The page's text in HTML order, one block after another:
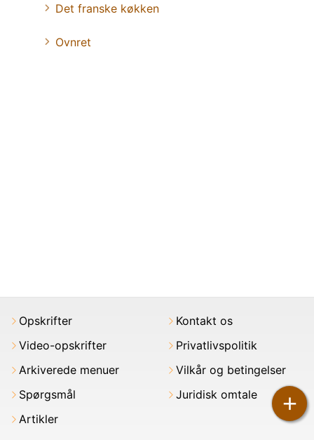
+
Det franske køkken
Ovnret
Opskrifter
Video-opskrifter
Arkiverede menuer
Spørgsmål
Artikler
Kontakt os
Privatlivspolitik
Vilkår og betingelser
Juridisk omtale